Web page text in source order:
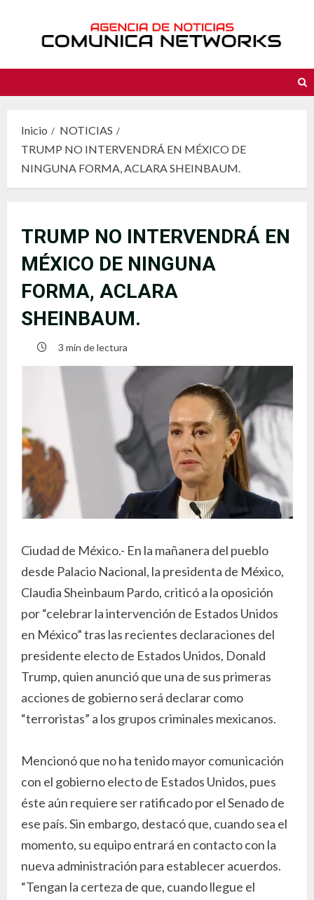
contenido
Inicio
NOTICIAS
TRUMP NO INTERVENDRÁ EN MÉXICO DE
NINGUNA FORMA, ACLARA SHEINBAUM.
TRUMP NO INTERVENDRÁ EN
MÉXICO DE NINGUNA
FORMA, ACLARA
SHEINBAUM.
3 min de lectura
Ciudad de México.- En la mañanera del pueblo
desde Palacio Nacional, la presidenta de México,
Claudia Sheinbaum Pardo, criticó a la oposición
por “celebrar la intervención de Estados Unidos
en México” tras las recientes declaraciones del
presidente electo de Estados Unidos, Donald
Trump, quien anunció que una de sus primeras
acciones de gobierno será declarar como
“terroristas” a los grupos criminales mexicanos.
Mencionó que no ha tenido mayor comunicación
con el gobierno electo de Estados Unidos, pues
éste aún requiere ser ratificado por el Senado de
ese país. Sin embargo, destacó que, cuando sea el
momento, su equipo entrará en contacto con la
nueva administración para establecer acuerdos.
“Tengan la certeza de que, cuando llegue el